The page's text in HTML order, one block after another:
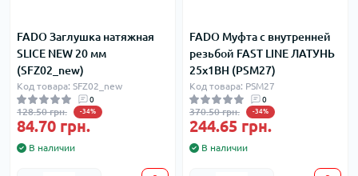
FADO Заглушка натяжная
SLICE NEW 20 мм
(SFZ02_new)
Код товара: SFZ02_new
0
128.50 грн. -34%
84.70 грн.
В наличии
FADO Муфта c внутренней
резьбой FAST LINE ЛАТУНЬ
25х1ВН (PSM27)
Код товара: PSM27
0
370.50 грн. -34%
244.65 грн.
В наличии